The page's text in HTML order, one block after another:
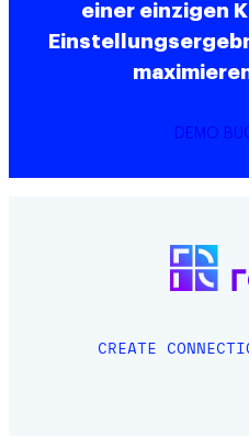
einer einzigen
DEMO
CREATE